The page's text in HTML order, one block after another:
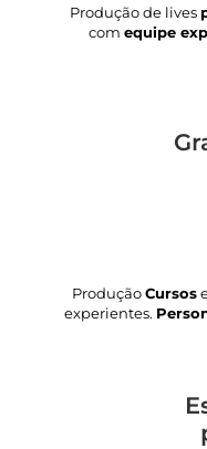
Produção de lives
com equipe
ProduçãoCursos
experientes.